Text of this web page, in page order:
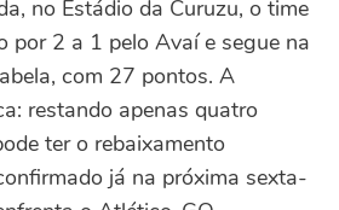
no Estádio da Curuzu, o time
por 2 a 1 pelo Avaí e segue na
com 27 pontos. A
restando apenas quatro
ter o rebaixamento
já na próxima sexta-